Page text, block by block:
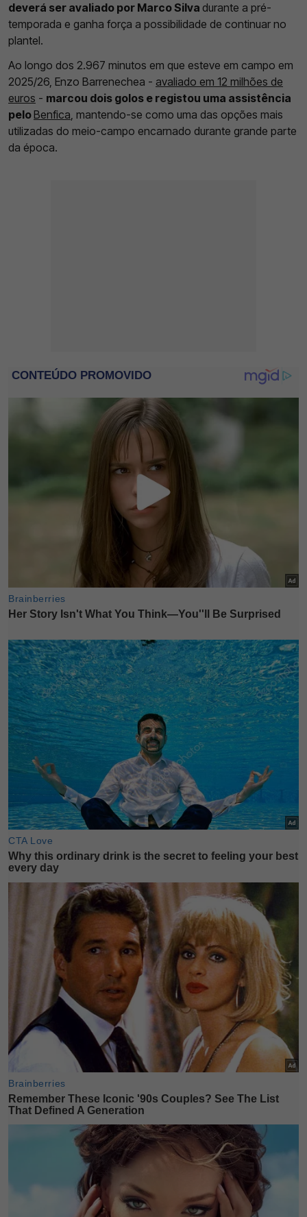
deverá ser avaliado por Marco Silva durante a pré-
temporada e ganha força a possibilidade de continuar no
plantel.
Ao longo dos 2.967 minutos em que esteve em campo em
2025/26, Enzo Barrenechea - avaliado em 12 milhões de
euros - marcou dois golos e registou uma assistência
peloBenfica, mantendo-se como uma das opções mais
utilizadas do meio-campo encarnado durante grande parte
da época.